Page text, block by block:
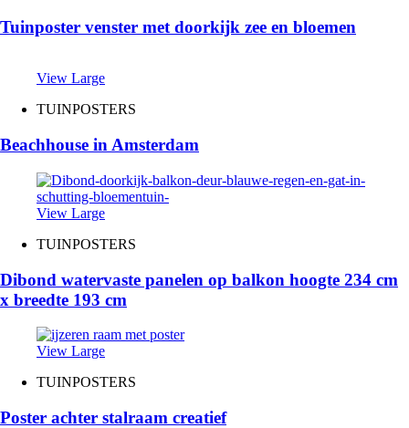
Tuinposter venster met doorkijk zee en bloemen
View Large
TUINPOSTERS
Beachhouse in Amsterdam
View Large
TUINPOSTERS
Dibond watervaste panelen op balkon hoogte 234 cm
x breedte 193 cm
View Large
TUINPOSTERS
Poster achter stalraam creatief